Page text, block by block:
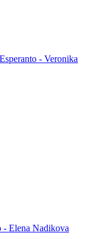
- Veronika
- Elena Nadikova